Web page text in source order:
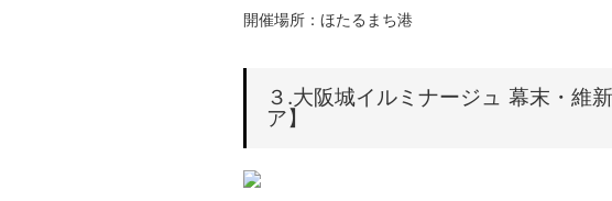
開催場所：ほたるまち港
３.大阪城イルミナージュ 幕末・維
ア】